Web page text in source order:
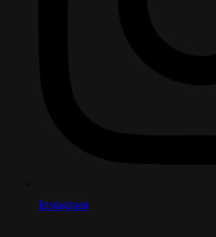
Instagram